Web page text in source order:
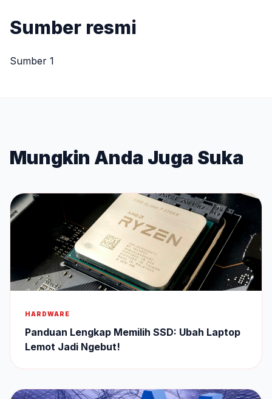
Sumber resmi
Sumber 1
Mungkin Anda Juga Suka
HARDWARE
Panduan Lengkap Memilih SSD: Ubah Laptop
Lemot Jadi Ngebut!